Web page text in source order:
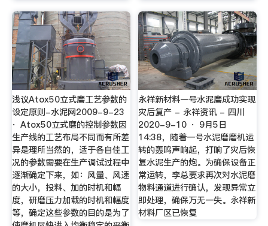
浅议Atox50立式磨工艺参数的
设定原则-水泥网2009-9-23
· Atox50立式磨的控制参数因
生产线的工艺布局不同而有所差
异是理所当然的，适于各自佳工
况的参数需要在生产调试过程中
逐渐确定下来，如：风量、风速
的大小，投料、加的时机和幅
度，研磨压力加载的时机和幅度
等，确定这些参数的目的是为了
永祥新材料一号水泥磨成功实现
灾后复产 - 永祥资讯 - 四川
2020-9-10 · 9月5日
14:38，随着一号水泥磨磨机运
转的轰鸣声响起，打响了灾后恢
复水泥生产的炮。为确保设备正
常运转，李总要求再次对水泥磨
物料通道进行确认，发现异常立
即处理，确保万无一失。永祥新
材料厂区已恢复